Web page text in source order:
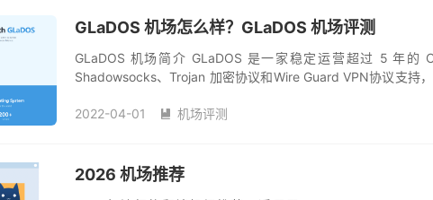
GLaDOS 机场怎么样？GLaDOS 机场评测
GLaDOS 机场简介 GLaDOS 是一家稳定运营超过 5 年的
Shadowsocks、Trojan 加密协议和Wire Guard VPN协议支持
2022-04-01  机场评测
2026 机场推荐